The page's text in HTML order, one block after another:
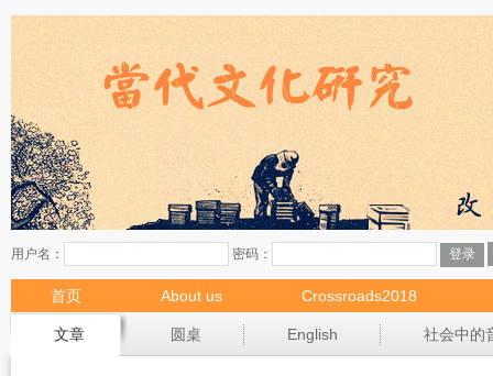
首页 About us
Crossroads2018
现场
文章 圆桌 English 社会中的